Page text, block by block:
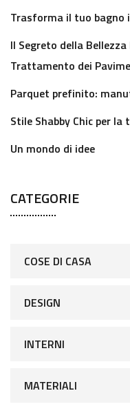
Trasforma il tuo bagno
Il Segreto della
Trattamento dei
Parquet prefinito:
Stile Shabby Chic per
Un mondo di idee
CATEGORIE
COSE DI CASA
DESIGN
INTERNI
MATERIALI